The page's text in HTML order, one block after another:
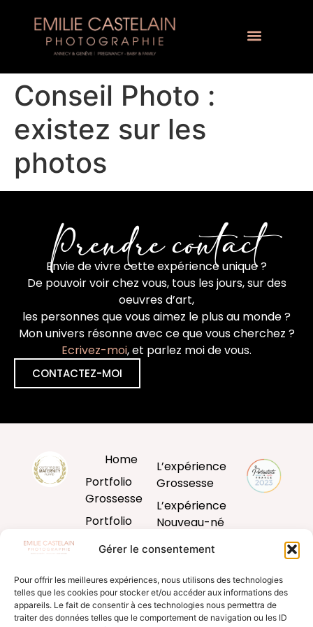
Gérer le consentement
Pour offrir les meilleures expériences, nous utilisons des technologies
telles que les cookies pour stocker et/ou accéder aux informations des
appareils. Le fait de consentir à ces technologies nous permettra de
traiter des données telles que le comportement de navigation ou les ID
Conseil Photo :
existez sur les
photos
Prendre contact
Envie de vivre cette expérience unique ?
De pouvoir voir chez vous, tous les jours, sur des
oeuvres d’art,
les personnes que vous aimez le plus au monde ?
Mon univers résonne avec ce que vous cherchez ?
Ecrivez-moi, et parlez moi de vous.
CONTACTEZ-MOI
Home
Portfolio
Grossesse
Portfolio
Bébé
Portfolio
Famille
L’expérience
Grossesse
L’expérience
Nouveau-né
L’expérience
L’expérience
famille
Produits